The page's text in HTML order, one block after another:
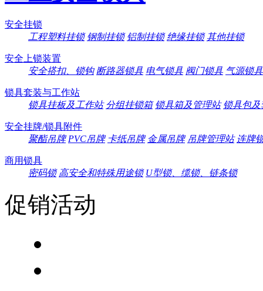
安全挂锁
工程塑料挂锁 钢制挂锁 铝制挂锁 绝缘挂锁 其他挂锁
安全上锁装置
安全搭扣、锁钩 断路器锁具 电气锁具 阀门锁具 气源锁具
锁具套装与工作站
锁具挂板及工作站 分组挂锁箱 锁具箱及管理站 锁具包及
安全挂牌/锁具附件
聚酯吊牌 PVC吊牌 卡纸吊牌 金属吊牌 吊牌管理站 连牌
商用锁具
密码锁 高安全和特殊用途锁 U型锁、缆锁、链条锁
促销活动